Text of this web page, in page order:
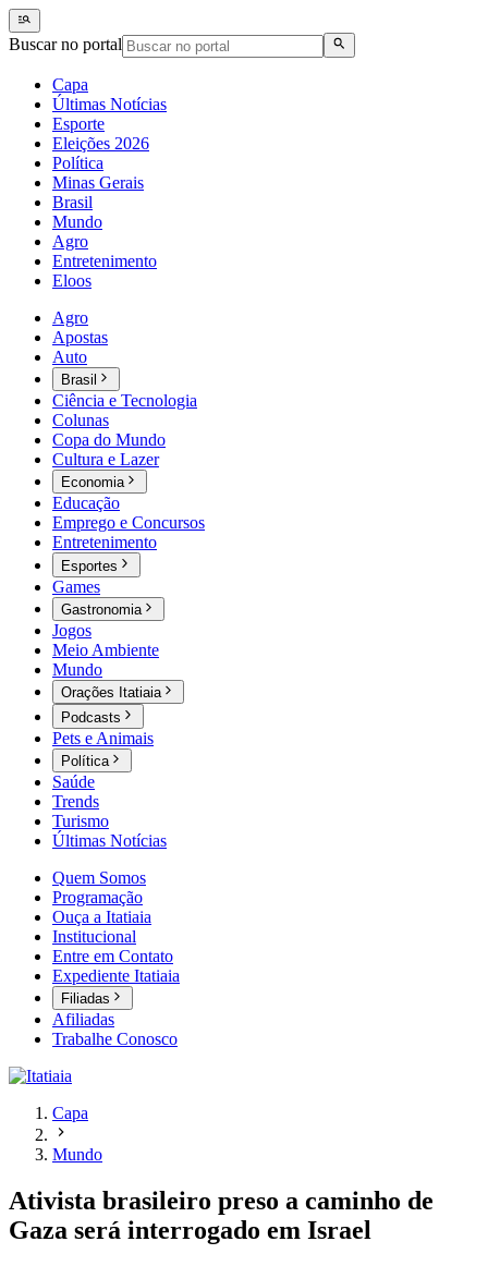
Buscar no portal
Capa
Últimas Notícias
Esporte
Eleições 2026
Política
Minas Gerais
Brasil
Mundo
Agro
Entretenimento
Eloos
Agro
Apostas
Auto
Brasil
Ciência e Tecnologia
Colunas
Copa do Mundo
Cultura e Lazer
Economia
Educação
Emprego e Concursos
Entretenimento
Esportes
Games
Gastronomia
Jogos
Meio Ambiente
Mundo
Orações Itatiaia
Podcasts
Pets e Animais
Política
Saúde
Trends
Turismo
Últimas Notícias
Quem Somos
Programação
Ouça a Itatiaia
Institucional
Entre em Contato
Expediente Itatiaia
Filiadas
Afiliadas
Trabalhe Conosco
Capa
Mundo
Ativista brasileiro preso a caminho de
Gaza será interrogado em Israel